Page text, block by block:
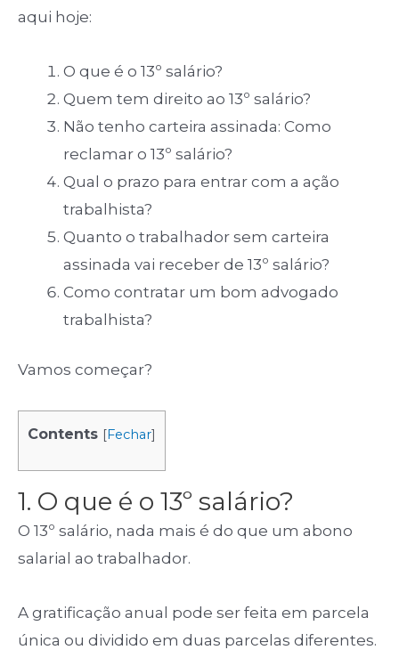
aqui hoje:
O que é o 13º salário?
Quem tem direito ao 13º salário?
Não tenho carteira assinada: Como
reclamar o 13º salário?
Qual o prazo para entrar com a ação
trabalhista?
Quanto o trabalhador sem carteira
assinada vai receber de 13º salário?
Como contratar um bom advogado
trabalhista?
Vamos começar?
Contents [Fechar]
1. O que é o 13º salário?
O 13º salário, nada mais é do que um abono
salarial ao trabalhador.
A gratificação anual pode ser feita em parcela
única ou dividido em duas parcelas diferentes.